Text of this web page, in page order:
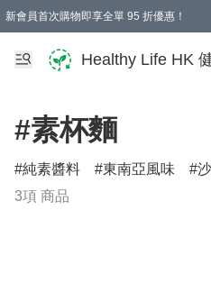
新會員首次購物即享全單 95 折優惠！
Healthy Life HK
#素杯麵
純素醬料 東南亞風味
3項 商品